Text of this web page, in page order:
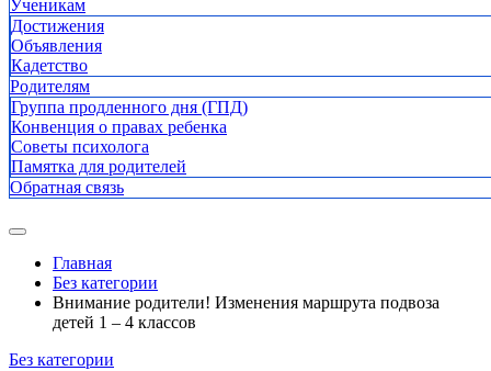
Ученикам
Достижения
Объявления
Кадетство
Родителям
Группа продленного дня (ГПД)
Конвенция о правах ребенка
Советы психолога
Памятка для родителей
Обратная связь
Главная
Без категории
Внимание родители! Изменения маршрута подвоза
детей 1 – 4 классов
Без категории